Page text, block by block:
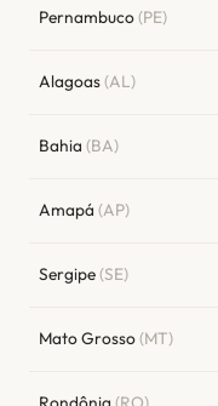
Pernambuco(PE)
Alagoas(AL)
Bahia (BA)
Amapá (AP)
Sergipe(SE)
Mato Grosso(MT)